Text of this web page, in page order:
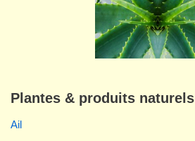
Plantes & produits naturels
Ail